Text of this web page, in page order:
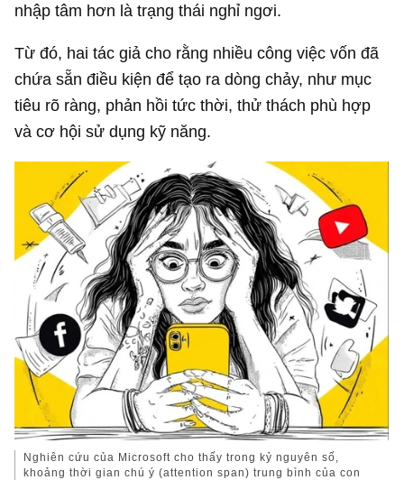
nhập tâm hơn là trạng thái nghỉ ngơi.
Từ đó, hai tác giả cho rằng nhiều công việc vốn đã
chứa sẵn điều kiện để tạo ra dòng chảy, như mục
tiêu rõ ràng, phản hồi tức thời, thử thách phù hợp
và cơ hội sử dụng kỹ năng.
Nghiên cứu của Microsoft cho thấy trong kỷ nguyên số,
khoảng thời gian chú ý (attention span) trung bình của con